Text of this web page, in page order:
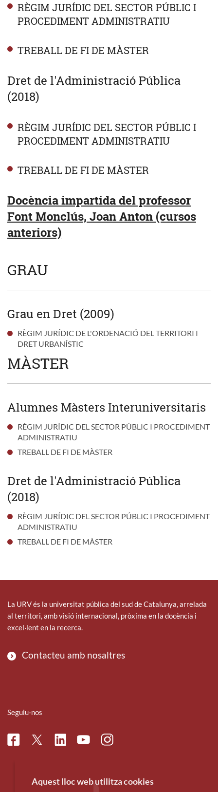
RÈGIM JURÍDIC DEL SECTOR PÚBLIC I
PROCEDIMENT ADMINISTRATIU
TREBALL DE FI DE MÀSTER
Dret de l'Administració Pública
(2018)
RÈGIM JURÍDIC DEL SECTOR PÚBLIC I
PROCEDIMENT ADMINISTRATIU
TREBALL DE FI DE MÀSTER
Docència impartida del professor
Font Monclús, Joan Anton (cursos
anteriors)
GRAU
Grau en Dret (2009)
RÈGIM JURÍDIC DE L'ORDENACIÓ DEL TERRITORI I
DRET URBANÍSTIC
MÀSTER
Alumnes Màsters Interuniversitaris
RÈGIM JURÍDIC DEL SECTOR PÚBLIC I PROCEDIMENT
ADMINISTRATIU
TREBALL DE FI DE MÀSTER
Dret de l'Administració Pública
(2018)
RÈGIM JURÍDIC DEL SECTOR PÚBLIC I PROCEDIMENT
ADMINISTRATIU
TREBALL DE FI DE MÀSTER
La URV és la universitat pública del sud de Catalunya, arrelada
al territori, amb visió internacional, pròxima en la docència i
excel·lent en la recerca.
Contacteu amb nosaltres
Seguiu-nos
FacebookTwitterLinkedinYoutubeInstagram
Aquest lloc web utilitza cookies